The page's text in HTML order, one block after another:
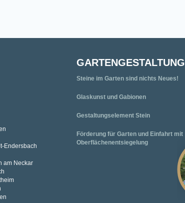
Endersbach
am Neckar
GARTENGESTALTUNG
Steine im Garten sind nichts Neues!
Glaskunst und Gabionen
Gestaltungselement Stein
Förderung für Garten und Einfahrt mit
Oberflächenentsiegelung